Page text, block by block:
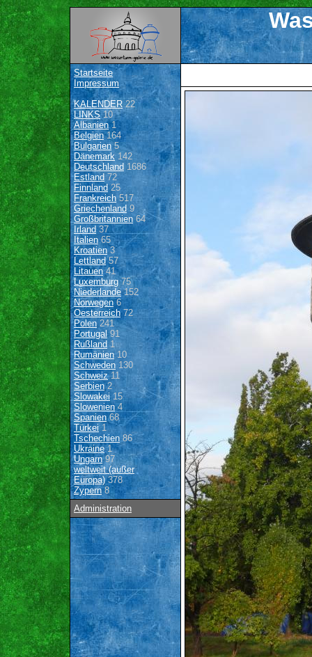
Startseite
Impressum
KALENDER22
LINKS10
Albanien1
Belgien164
Bulgarien 5
Dänemark142
Deutschland 1686
Estland 72
Finnland 25
Frankreich517
Griechenland9
Großbritannien64
Irland 37
Italien65
Kroatien3
Lettland57
Litauen41
Luxemburg 75
Niederlande152
Norwegen6
Oesterreich72
Polen 241
Portugal91
Rußland 1
Rumänien10
Schweden 130
Schweiz11
Serbien2
Slowakei15
Slowenien4
Spanien68
Türkei1
Tschechien 86
Ukraine1
Ungarn97
weltweit (außer
Europa)378
Zypern8
Administration